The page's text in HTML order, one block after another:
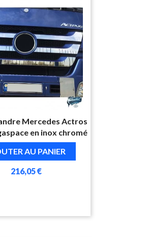
Mercedes Actros
en inox chromé
AU PANIER
216,05 €